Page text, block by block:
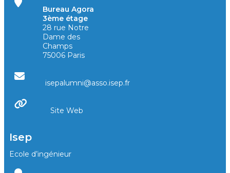
Bureau Agora
3ème étage
28 rue Notre
Dame des
Champs
75006 Paris
isepalumni@asso.isep.fr
Site Web
Isep
Ecole d’ingénieur